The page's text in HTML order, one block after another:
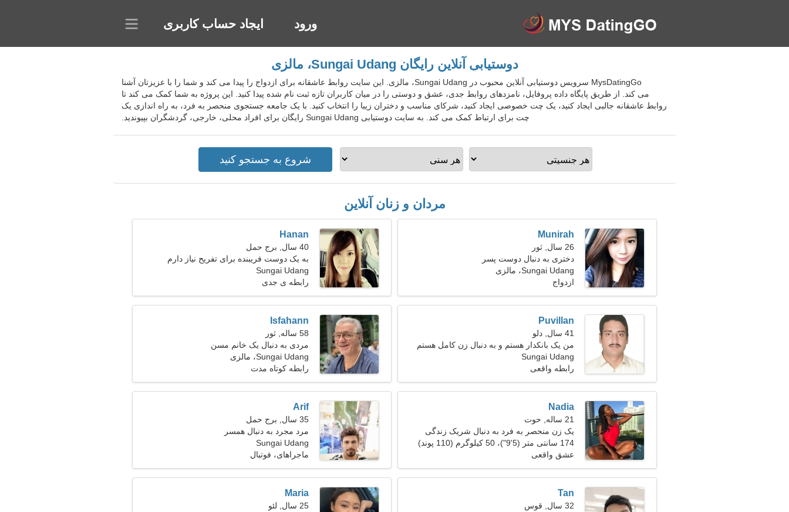
ورود ایجاد حساب کاربری
دوستیابی آنلاین رایگان Sungai Udang، مالزی
MysDatingGo سرویس دوستیابی آنلاین محبوب در Sungai Udang، مالزی. این سایت روابط عاشقانه برای ازدواج را پیدا می کند و شما را با عزیزتان آشنا
می کند. از طریق پایگاه داده پروفایل، نامزدهای روابط جدی، عشق و دوستی را در میان کاربران تازه ثبت نام شده پیدا کنید. این پروژه به شما کمک می کند تا
روابط عاشقانه جالبی ایجاد کنید، یک چت خصوصی ایجاد کنید، شرکای مناسب و دختران زیبا را انتخاب کنید. با یک جامعه جستجوی منحصر به فرد، به راه اندازی یک
چت برای ارتباط کمک می کند. به سایت دوستیابی Sungai Udang رایگان برای افراد محلی، خارجی، گردشگران بپیوندید.
مردان و زنان آنلاین
Munirah
26 سال, ثور
دختری به دنبال دوست پسر
Sungai Udang، مالزی
ازدواج
Hanan
40 سال, برج حمل
به یک دوست فریبنده برای تفریح نیاز دارم
Sungai Udang
رابطه ی جدی
Puvillan
41 سال, دلو
من یک بانکدار هستم و به دنبال زن کامل هستم
Sungai Udang
رابطه واقعی
Isfahann
58 ساله, ثور
مردی به دنبال یک خانم مسن
Sungai Udang، مالزی
رابطه کوتاه مدت
Nadia
21 ساله, حوت
یک زن منحصر به فرد به دنبال شریک زندگی
174 سانتی متر (5'9")، 50 کیلوگرم (110 پوند)
عشق واقعی
Arif
35 سال, برج حمل
مرد مجرد به دنبال همسر
Sungai Udang
ماجراهای، فوتبال
Tan
32 سال, قوس
Maria
25 سال, لئو